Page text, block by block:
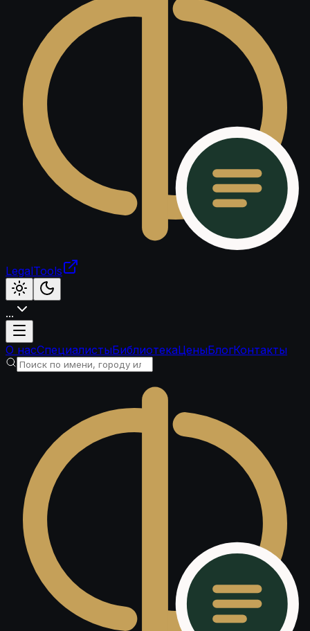
LegalTools
...
Загрузка аккаунта
О насСпециалистыБиблиотекаЦеныБлогКонтакты